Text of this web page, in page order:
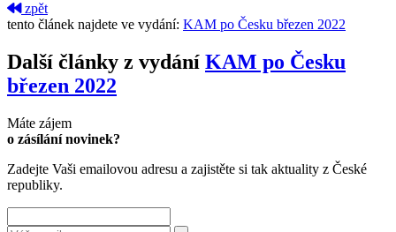
zpět
tento článek najdete ve vydání: KAM po Česku březen 2022
Další články z vydání KAM po Česku
březen 2022
Máte zájem
o zásílání novinek?
Zadejte Vaši emailovou adresu a zajistěte si tak aktuality z České
republiky.